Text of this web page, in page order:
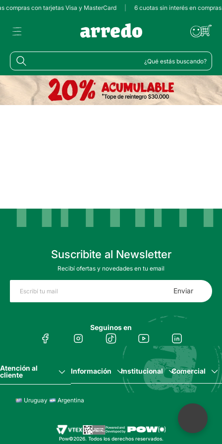
compras con tarjetas Visa y MasterCard 6 cuotas sin interés en
¿Qué estás buscando?
Suscribite al Newsletter
Recibí ofertas y novedades en tu email
Enviar
Seguinos en
Atención al
cliente
Información Institucional Comercial
Uruguay Argentina
Pow©2026. Todos los derechos reservados.